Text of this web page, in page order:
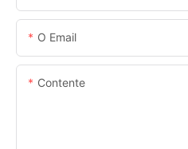
O Email
Contente